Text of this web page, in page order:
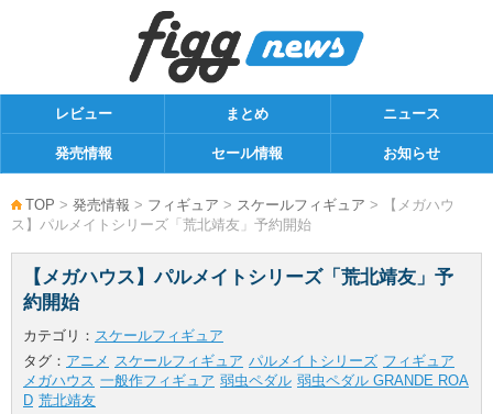
レビュー まとめ ニュース
発売情報 セール情報 お知らせ
TOP > 発売情報 > フィギュア > スケールフィギュア > 【メガハウ
ス】パルメイトシリーズ「荒北靖友」予約開始
【メガハウス】パルメイトシリーズ「荒北靖友」予
約開始
カテゴリ： スケールフィギュア
タグ： アニメ スケールフィギュア パルメイトシリーズ フィギュア
メガハウス 一般作フィギュア 弱虫ペダル 弱虫ペダル GRANDE ROA
D 荒北靖友